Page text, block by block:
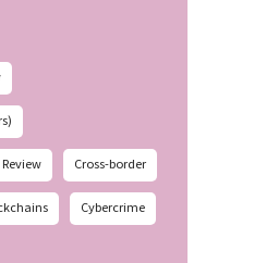
Cross-border
Cybercrime